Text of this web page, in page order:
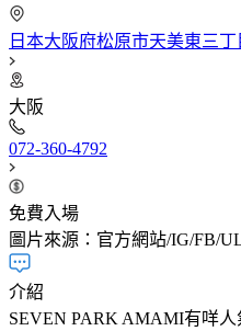
日本大阪府松原市天美東三丁
大阪
072-360-4792​
免費入場
圖片來源：官方網站/IG/FB/
介紹
SEVEN PARK AMAMI有咩